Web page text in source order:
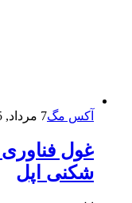
آکس مگ7 مرداد, 1405
شکنی اپل